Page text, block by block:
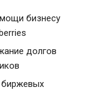
бизнесу
долгов